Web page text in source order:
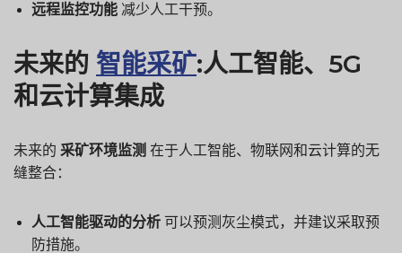
远程监控功能 减少人工干预。
未来的 智能采矿:人工智能、5G
和云计算集成
未来的 采矿环境监测 在于人工智能、物联网和云计算的无
缝整合：
人工智能驱动的分析 可以预测灰尘模式，并建议采取预
防措施。